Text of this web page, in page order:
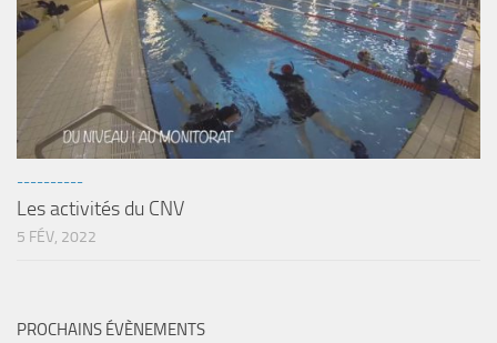
Sorties 2022
Sorties 2021
Sorties 2020
Sorties 2019
Sorties 2018
Sorties 2016
----------
Les activités du CNV
5 FÉV, 2022
PROCHAINS ÉVÈNEMENTS